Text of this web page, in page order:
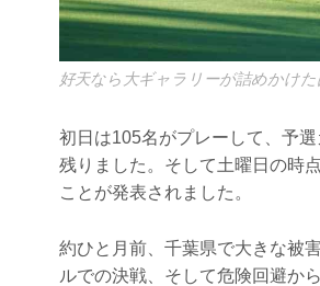
好天なら大ギャラリーが詰めかけ
初日は105名がプレーして、予
残りました。そして土曜日の時
ことが発表されました。
約ひと月前、千葉県で大きな被
ルでの決戦、そして危険回避か